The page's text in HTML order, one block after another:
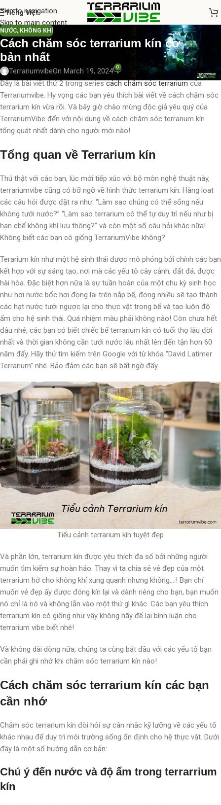
Skip to navigation
Skip to main content
Tiếng Việt
NƯỚC, KHÔNG KHÍ
Cách chăm sóc terrarium kín cơ
bản nhất
TerrariumvibeOn March 19, 2024 0
Đây là bài viết thứ 2 trong series cách chăm sóc terrarium của
Terrariumvibe. Hy vọng các bạn yêu thích bài viết về cách chăm sóc
terrarium kín vừa rồi. Và bây giờ chào mừng độc giả yêu quý của
TerrariumVibe đến với nội dung về cách chăm sóc terrarium kín
tổng quát nhất dành cho người mới nào!
Tổng quan về Terrarium kín
Thú thật với các bạn, lúc mới tiếp xúc với bộ môn nghệ thuật này,
terrariumvibe cũng có bỡ ngỡ về hình thức terrarium kín. Hàng loat
các câu hỏi được đặt ra như: “Làm sao chúng có thể sống nếu
không tưới nước?” “Làm sao terrarium có thể tự duy trì nếu như bị
hạn chế không khí lưu thông?” và còn một số câu hỏi khác nữa!
Không biết các bạn có giống TerrariumVibe không?
Terarium kín như một hệ sinh thái được mô phỏng bởi chính các bạn
kết hợp với sự sáng tạo, nơi mà các yếu tô cây cảnh, đất đá, được
hài hòa. Đặc biệt hơn nữa là sự tuần hoàn của một chu kỳ sinh học
như hơi nước bốc hơi đọng lại trên nắp bể, đọng nhiều sẽ tạo thành
các hạt nước tưới ngược lại cho thực vật trong bể và tạo luôn độ
ẩm cho hệ sinh thái. Quá nhiệm màu phải không nào! Còn chưa hết
đâu nhé, các bạn có biết chiếc bể terrarium kín có tuổi thọ lâu đời
nhất và thời gian không cần tưới nước lâu nhất lên đến tận hơn 60
năm đấy. Hãy thử tìm kiếm trên Google với từ khóa “David Latimer
Terrarium” nhé. Bảo đảm các bạn sẽ bất ngờ đấy.
Tiểu cảnh terrarium kín tuyệt đẹp
Và phần lớn, terrarium kín được yêu thích đa số bởi những người
muốn tìm kiếm sự hoàn hảo. Thay vì ta chia sẻ vẻ đẹp của một
terrarium hở cho không khí xung quanh nhưng không….! Bạn chỉ
muốn vẻ đẹp ấy được đóng kín lại và dành riêng cho bạn, bạn muốn
nó chỉ là nó và không lẫn vào một thứ gì khác. Các bạn yêu thích
terrarium kín có giống như vậy không hãy để lại bình luận cho
terrarium vibe biết nhé!
Và không dài dòng nữa, chúng ta cùng bắt đầu với các yếu tố bạn
cần phải ghi nhớ khi chăm sóc terrarium kín nào!
Cách chăm sóc terrarium kín các bạn
cần nhớ
Chăm sóc terrarium kín đòi hỏi sự cân nhắc kỹ lưỡng về các yếu tố
khác nhau để duy trì môi trường sống ổn định cho hệ thực vật. Dưới
đây là một số hướng dẫn cơ bản:
Chú ý đến nước và độ ẩm trong terrarrium
kín